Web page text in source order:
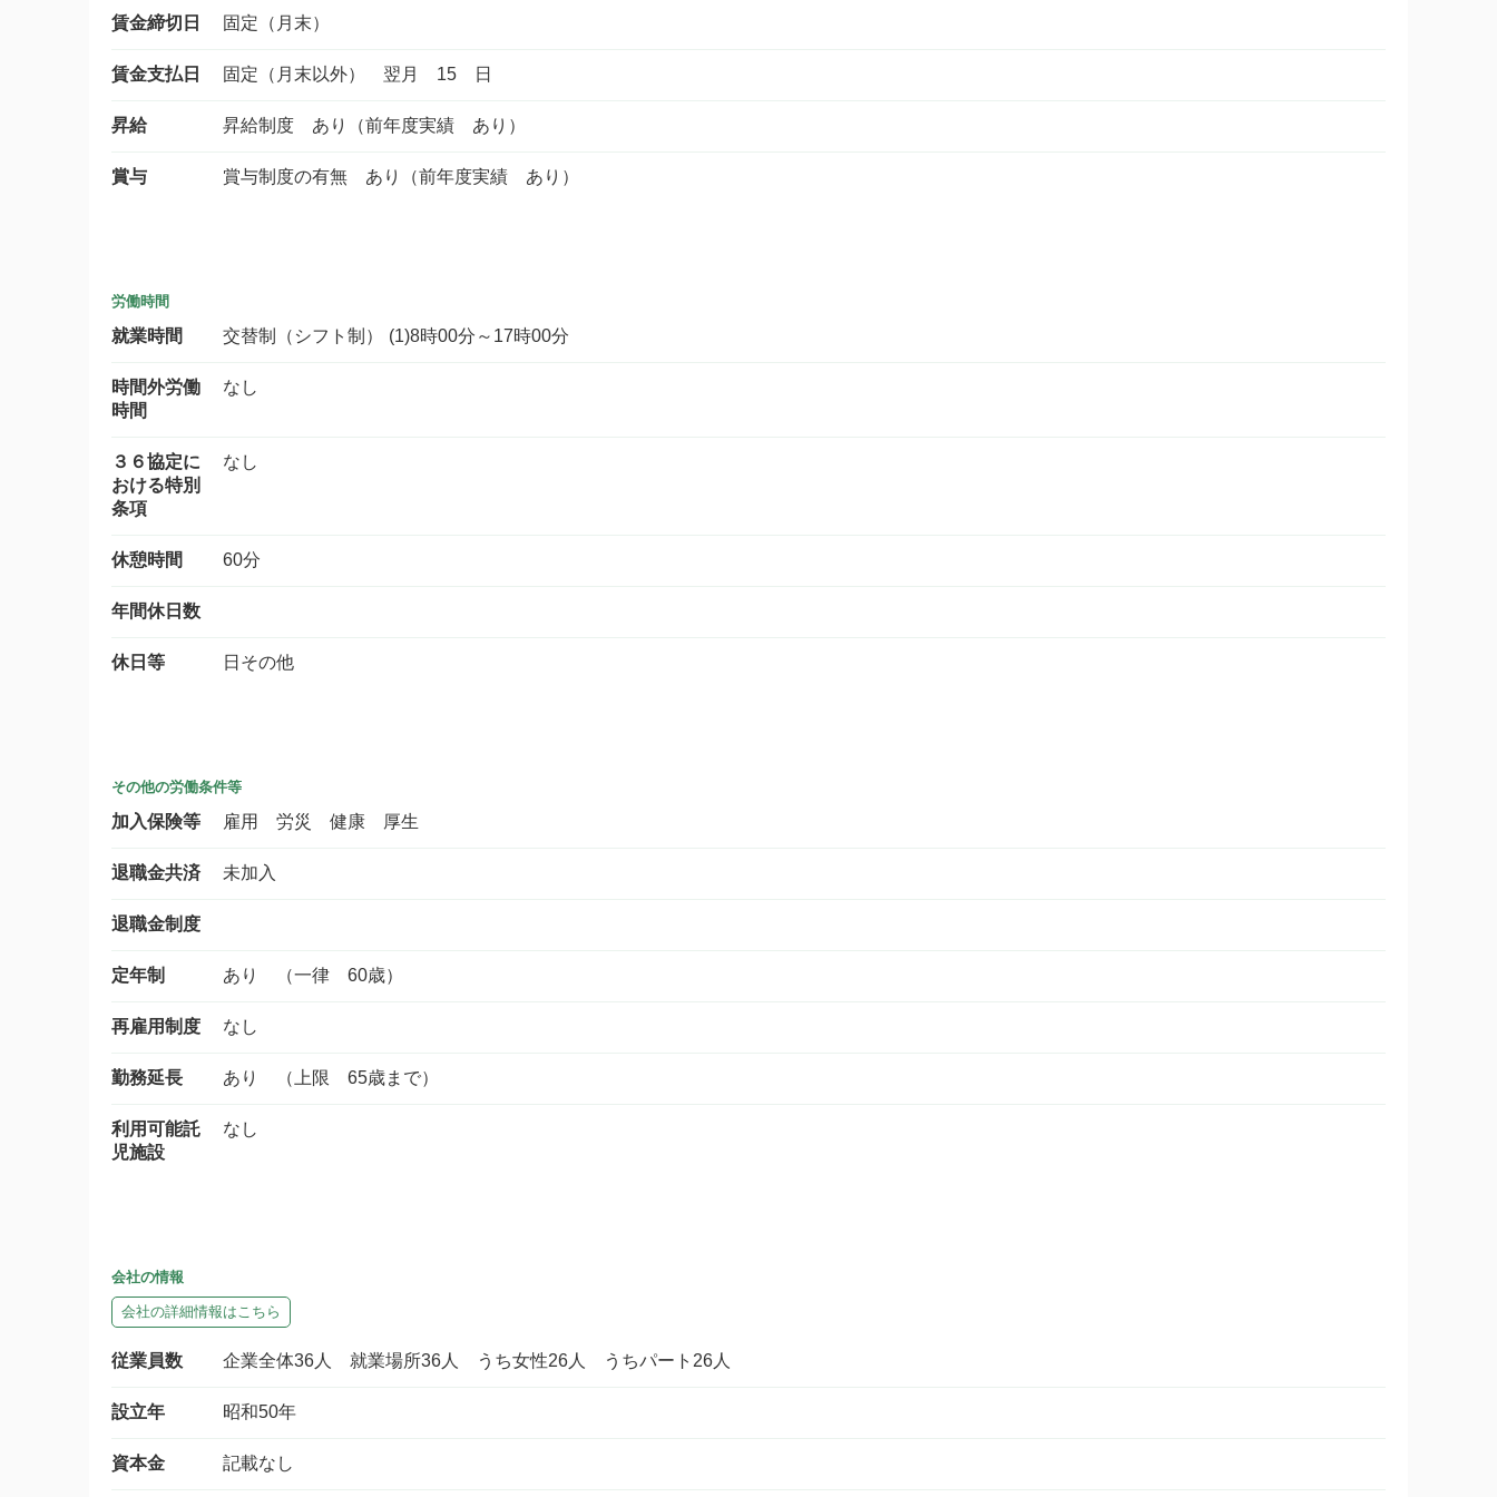
賃金締切日 固定（月末）
賃金支払日 固定（月末以外） 翌月 15 日
昇給 昇給制度 あり（前年度実績 あり）
賞与 賞与制度の有無 あり（前年度実績 あり）
労働時間
就業時間 交替制（シフト制） (1)8時00分～17時00分
時間外労働
時間
なし
３６協定に
おける特別
条項
なし
休憩時間 60分
年間休日数
休日等 日その他
その他の労働条件等
加入保険等 雇用 労災 健康 厚生
退職金共済 未加入
退職金制度
定年制 あり （一律 60歳）
再雇用制度 なし
勤務延長 あり （上限 65歳まで）
利用可能託
児施設
なし
会社の情報
会社の詳細情報はこちら
従業員数 企業全体36人 就業場所36人 うち女性26人 うちパート26人
設立年 昭和50年
資本金 記載なし